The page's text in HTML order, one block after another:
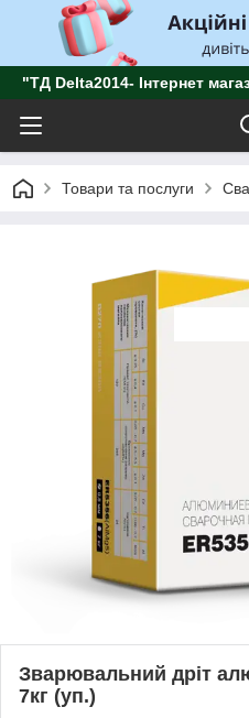
"ТД Delta2014- Інтернет
Товари та послуги
Зварювальний дріт
7кг (уп.)